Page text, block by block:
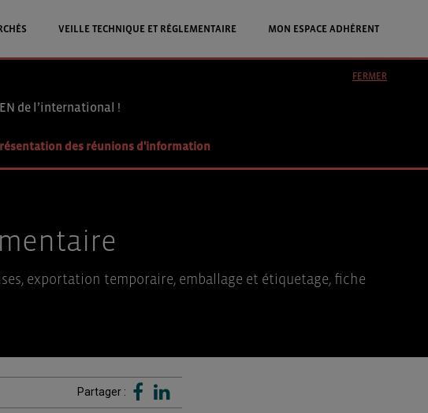
VEILLE TECHNIQUE ET RÉGLEMENTAIRE MON ESPACE ADHÉRENT
de l’international !
des réunions d'information
FERMER
exportation temporaire, emballage et étiquetage, fiche
Partager :